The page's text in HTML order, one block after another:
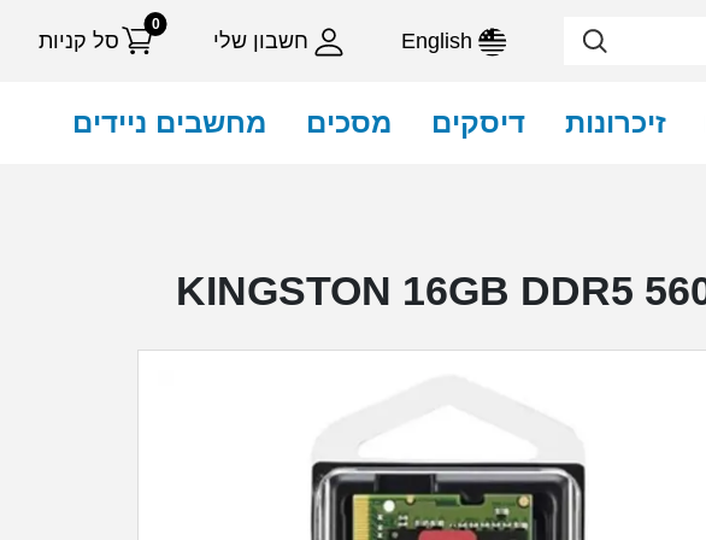
חשבון שלי סל קניות
0
זיכרונות דיסקים מסכים מחשבים ניידים